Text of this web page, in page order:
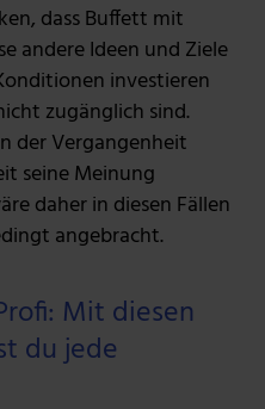
dass Buffett mit
andere Ideen und Ziele
investieren
zugänglich sind.
der Vergangenheit
seine Meinung
daher in diesen Fällen
angebracht.
Mit diesen
du jede